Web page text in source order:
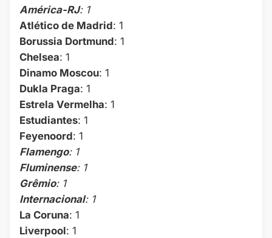
América-RJ: 1
Atlético de Madrid: 1
Borussia Dortmund: 1
Chelsea: 1
Dinamo Moscou: 1
Dukla Praga: 1
Estrela Vermelha: 1
Estudiantes: 1
Feyenoord: 1
Flamengo: 1
Fluminense: 1
Grêmio: 1
Internacional: 1
La Coruna: 1
Liverpool: 1